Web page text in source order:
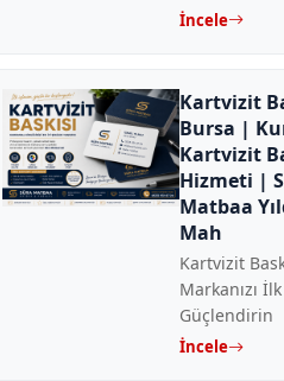
İncele
Kartvizit
Bursa |
Kartvizit
Hizmeti |
Matbaa
Mah
Kartvizit
Markanızı
Güçlendirin
İncele